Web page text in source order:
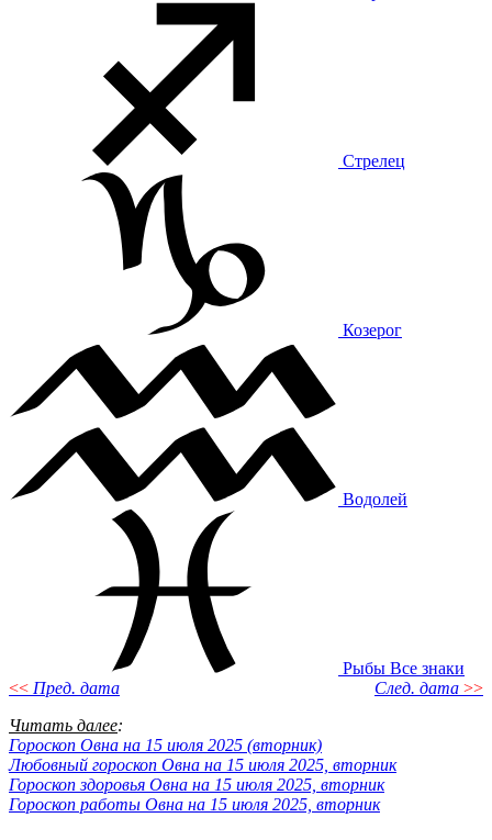
Стрелец
Козерог
Водолей
Рыбы Все знаки
<< Пред. дата След. дата >>
Читать далее:
Гороскоп Овна на 15 июля 2025 (вторник)
Любовный гороскоп Овна на 15 июля 2025, вторник
Гороскоп здоровья Овна на 15 июля 2025, вторник
Гороскоп работы Овна на 15 июля 2025, вторник